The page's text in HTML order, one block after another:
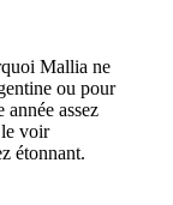
Mallia ne
ou pour
assez
voir
étonnant.